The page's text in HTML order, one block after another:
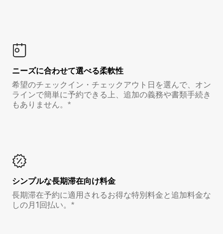
ニーズに合わせて選べる柔軟性
希望のチェックイン・チェックアウト日を選んで、オン
ラインで簡単に予約できる上、追加の義務や書類手続き
もありません。*
シンプルな長期滞在向け料金
長期滞在予約に適用されるお得な特別料金と追加料金な
しの月1回払い。*